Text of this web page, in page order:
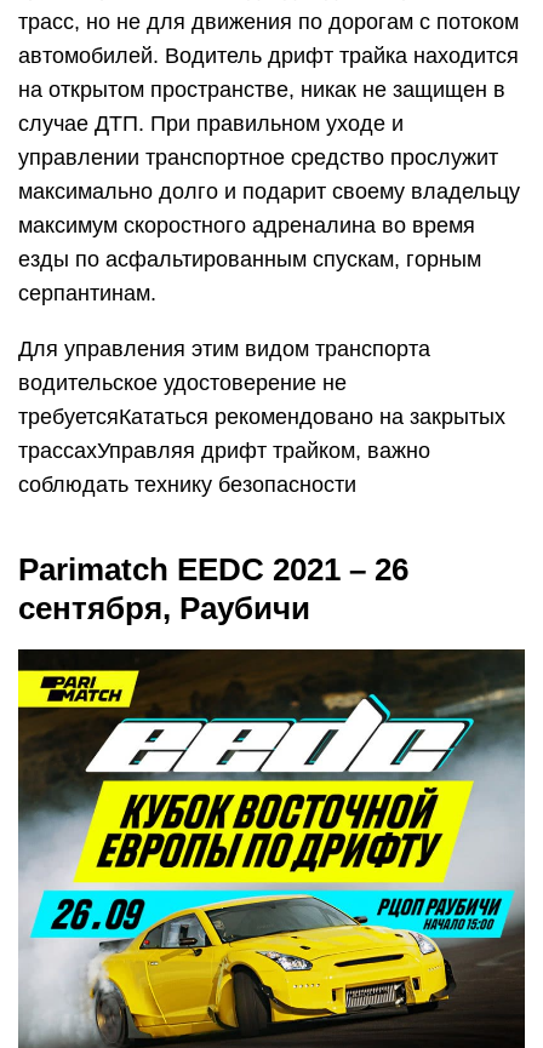
трасс, но не для движения по дорогам с потоком
автомобилей. Водитель дрифт трайка находится
на открытом пространстве, никак не защищен в
случае ДТП. При правильном уходе и
управлении транспортное средство прослужит
максимально долго и подарит своему владельцу
максимум скоростного адреналина во время
езды по асфальтированным спускам, горным
серпантинам.
Для управления этим видом транспорта
водительское удостоверение не
требуетсяКататься рекомендовано на закрытых
трассахУправляя дрифт трайком, важно
соблюдать технику безопасности
Parimatch EEDC 2021 – 26
сентября, Раубичи